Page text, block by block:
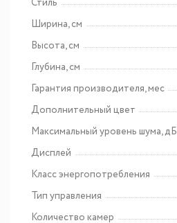
Стиль
Ширина, см
Высота, см
Глубина, см
Гарантия производителя, мес
Дополнительный цвет
Максимальный уровень шума, дБ
Дисплей
Класс энергопотребления
Тип управления
Количество камер